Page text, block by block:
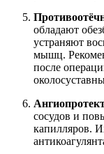
обладают
устраняют
мышц.
после
сосудов и
капилляров.